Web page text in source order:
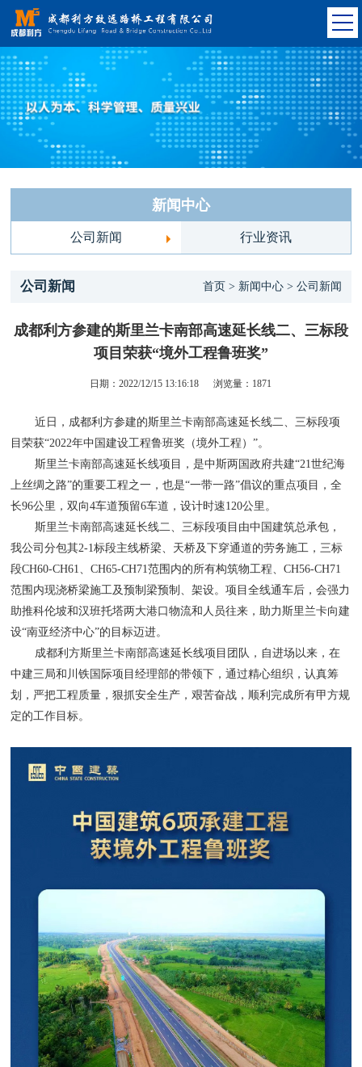
新闻中心
公司新闻 行业资讯
公司新闻 首页 > 新闻中心 > 公司新闻
成都利方参建的斯里兰卡南部高速延长线二、三标段
项目荣获“境外工程鲁班奖”
日期：2022/12/15 13:16:18 浏览量： 1871
近日，成都利方参建的斯里兰卡南部高速延长线二、三标段项
目荣获“2022年中国建设工程鲁班奖（境外工程）”。
斯里兰卡南部高速延长线项目，是中斯两国政府共建“21世纪海
上丝绸之路”的重要工程之一，也是“一带一路”倡议的重点项目，全
长96公里，双向4车道预留6车道，设计时速120公里。
斯里兰卡南部高速延长线二、三标段项目由中国建筑总承包，
我公司分包其2-1标段主线桥梁、天桥及下穿通道的劳务施工，三标
段CH60-CH61、CH65-CH71范围内的所有构筑物工程、CH56-CH71
范围内现浇桥梁施工及预制梁预制、架设。项目全线通车后，会强力
助推科伦坡和汉班托塔两大港口物流和人员往来，助力斯里兰卡向建
设“南亚经济中心”的目标迈进。
成都利方斯里兰卡南部高速延长线项目团队，自进场以来，在
中建三局和川铁国际项目经理部的带领下，通过精心组织，认真筹
划，严把工程质量，狠抓安全生产，艰苦奋战，顺利完成所有甲方规
定的工作目标。